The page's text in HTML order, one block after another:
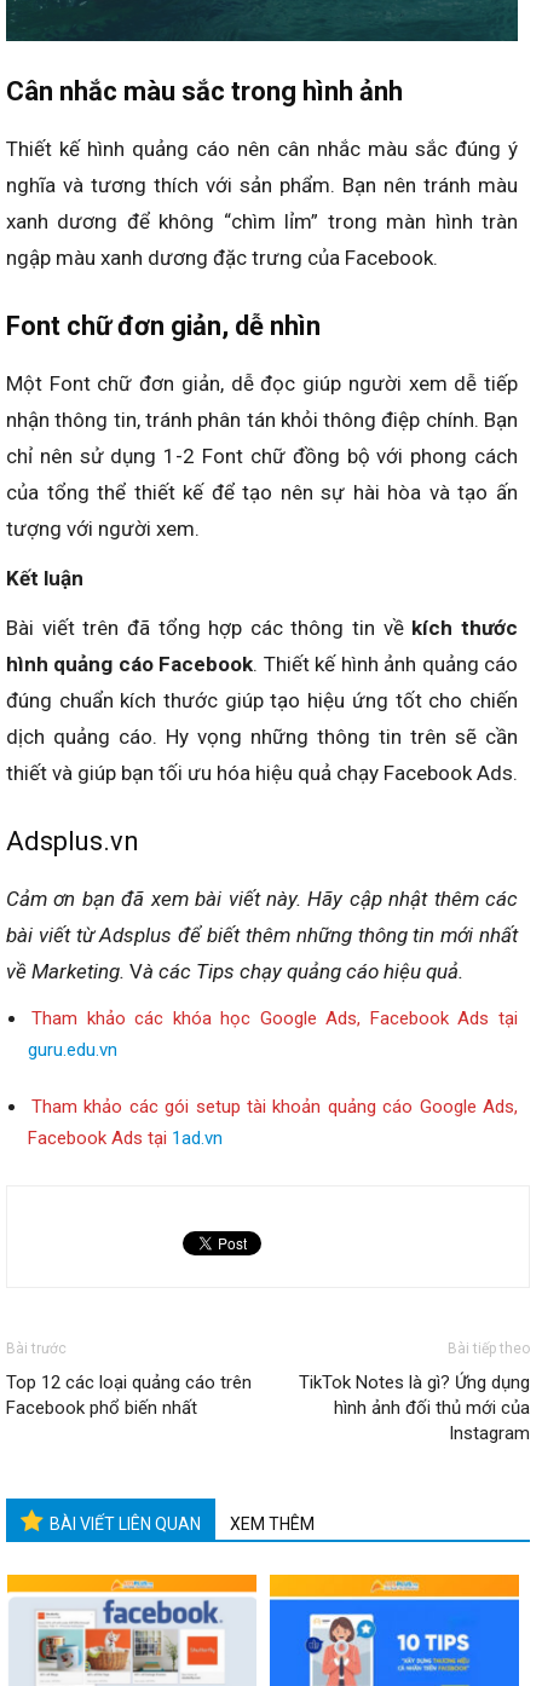
Cân nhắc màu sắc trong hình ảnh
Thiết kế hình quảng cáo nên cân nhắc màu sắc đúng ý
nghĩa và tương thích với sản phẩm. Bạn nên tránh màu
xanh dương để không “chìm lỉm” trong màn hình tràn
ngập màu xanh dương đặc trưng của Facebook.
Font chữ đơn giản, dễ nhìn
Một Font chữ đơn giản, dễ đọc giúp người xem dễ tiếp
nhận thông tin, tránh phân tán khỏi thông điệp chính. Bạn
chỉ nên sử dụng 1-2 Font chữ đồng bộ với phong cách
của tổng thể thiết kế để tạo nên sự hài hòa và tạo ấn
tượng với người xem.
Kết luận
Bài viết trên đã tổng hợp các thông tin về kích thước
hình quảng cáo Facebook. Thiết kế hình ảnh quảng cáo
đúng chuẩn kích thước giúp tạo hiệu ứng tốt cho chiến
dịch quảng cáo. Hy vọng những thông tin trên sẽ cần
thiết và giúp bạn tối ưu hóa hiệu quả chạy Facebook Ads.
Adsplus.vn
Cảm ơn bạn đã xem bài viết này. Hãy cập nhật thêm các
bài viết từ Adsplus để biết thêm những thông tin mới nhất
về Marketing. Và các Tips chạy quảng cáo hiệu quả.
Tham khảo các khóa học Google Ads, Facebook Ads tại
guru.edu.vn
Tham khảo các gói setup tài khoản quảng cáo Google Ads,
Facebook Ads tại 1ad.vn
Bài trước
Top 12 các loại quảng cáo trên
Facebook phổ biến nhất
Bài tiếp theo
TikTok Notes là gì? Ứng dụng
hình ảnh đối thủ mới của
Instagram
BÀI VIẾT LIÊN QUAN XEM THÊM